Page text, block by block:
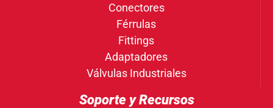
Conectores
Férrulas
Fittings
Adaptadores
Válvulas Industriales
Soporte y Recursos